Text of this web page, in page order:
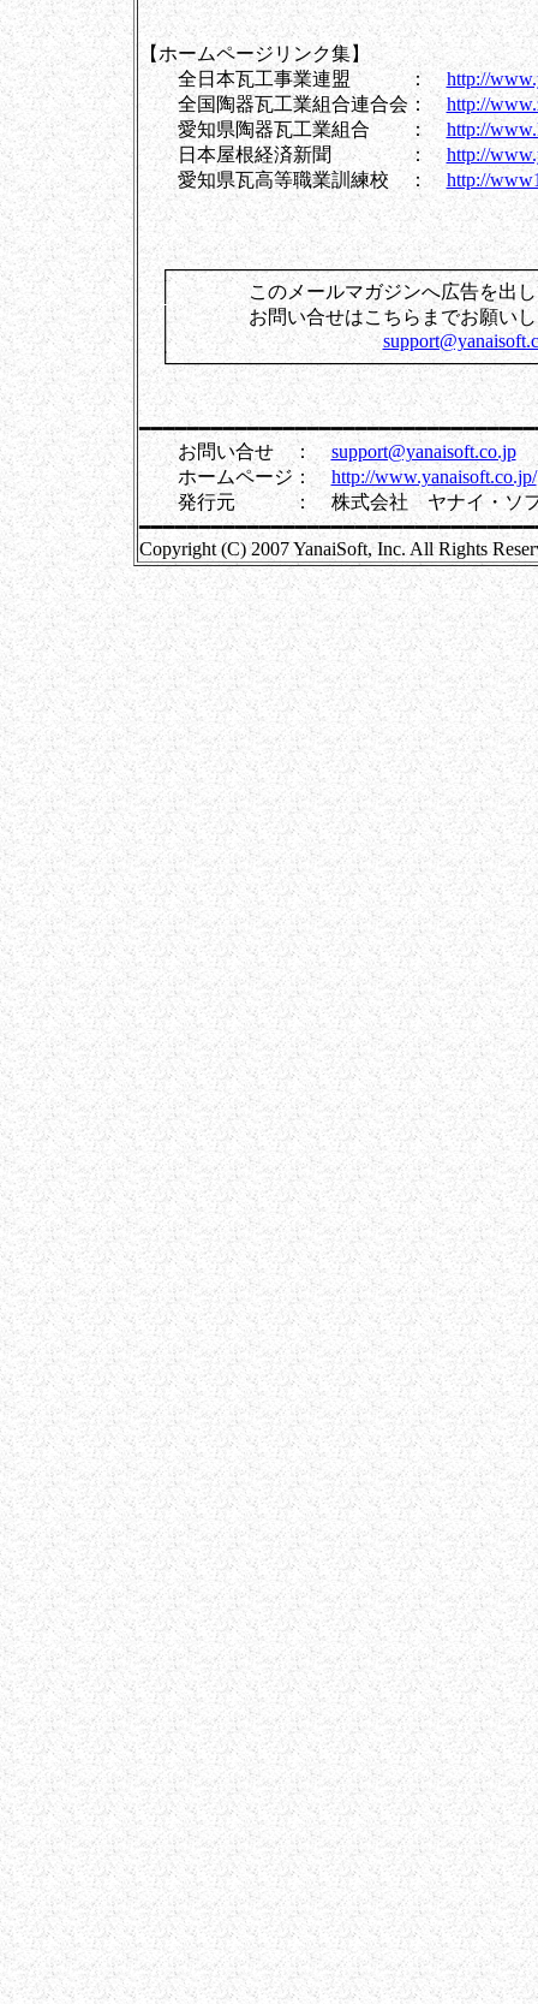
【ホームページリンク集】
全日本瓦工事業連盟 ：http://
全国陶器瓦工業組合連合会：http://
愛知県陶器瓦工業組合 ： http://
日本屋根経済新聞 ：http://
愛知県瓦高等職業訓練校 ： http://
│ このメールマガジンへ広
│ お問い合せはこちら
│
お問い合せ ：support@yanaisoft.co.jp
ホームページ： http://www.yanaisoft.co.jp/
発行元 ： 株式会社 ヤナイ・ソフ
Copyright (C) 2007 YanaiSoft, Inc. All Rights